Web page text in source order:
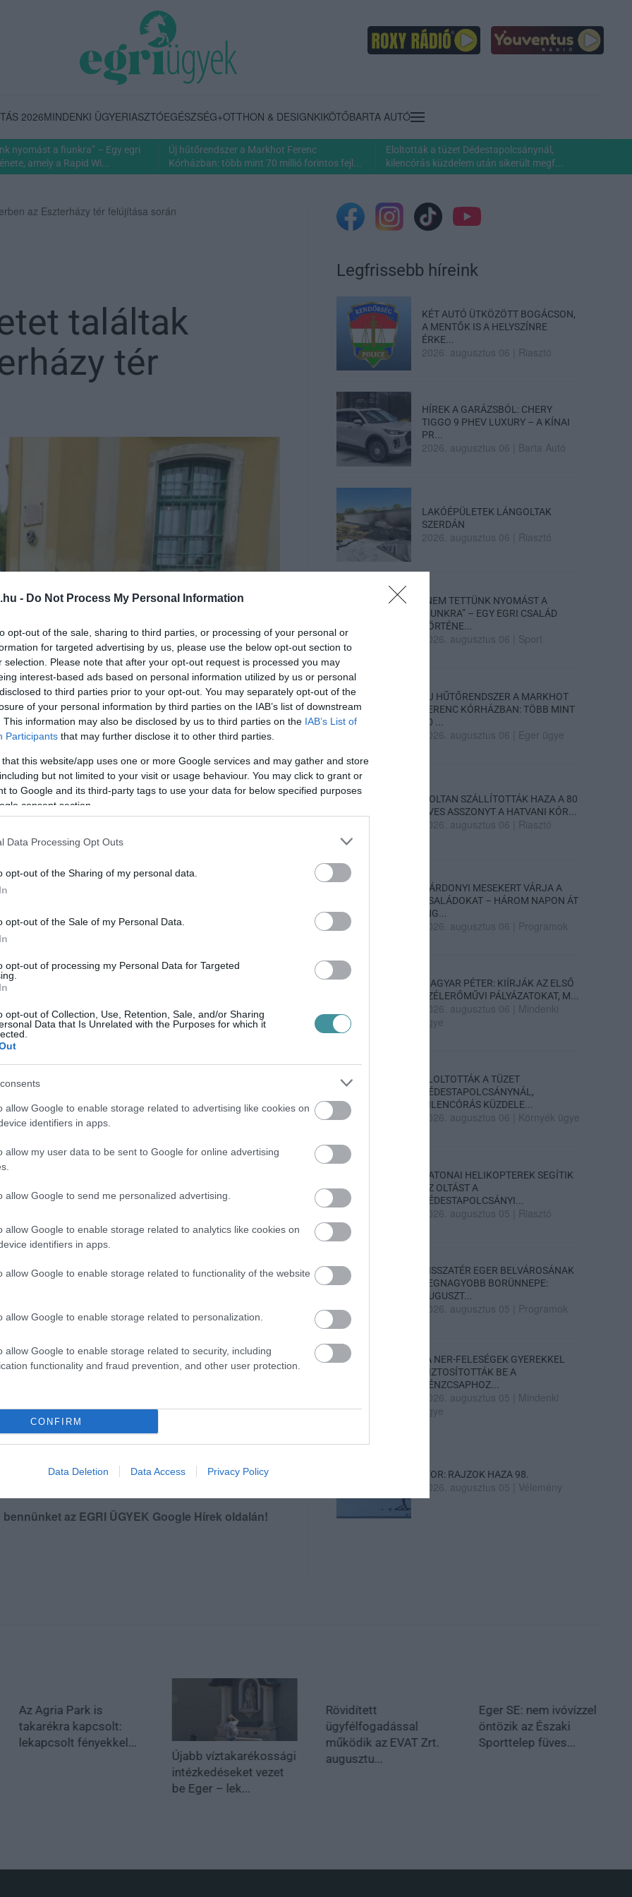
- Do Not Process My Personal Information
opt-out of the sale, sharing to third parties, or processing of your personal or
for targeted advertising by us, please use the below opt-out section to
selection. Please note that after your opt-out request is processed you may
interest-based ads based on personal information utilized by us or personal
to third parties prior to your opt-out. You may separately opt-out of the
of your personal information by third parties on the IAB’s list of downstream
This information may also be disclosed by us to third parties on the IAB’s List of
Participants that may further disclose it to other third parties.
that this website/app uses one or more Google services and may gather and store
but not limited to your visit or usage behaviour. You may click to grant or
to Google and its third-party tags to use your data for below specified purposes
consent section.
Data Processing Opt Outs
opt-out of the Sharing of my personal data.
opt-out of the Sale of my Personal Data.
opt-out of processing my Personal Data for Targeted
opt-out of Collection, Use, Retention, Sale, and/or Sharing
Data that Is Unrelated with the Purposes for which it
allow Google to enable storage related to advertising like cookies on
identifiers in apps.
allow my user data to be sent to Google for online advertising
allow Google to send me personalized advertising.
allow Google to enable storage related to analytics like cookies on
identifiers in apps.
allow Google to enable storage related to functionality of the website
allow Google to enable storage related to personalization.
allow Google to enable storage related to security, including
functionality and fraud prevention, and other user protection.
CONFIRM
Data Deletion Data Access Privacy Policy
2026MINDENKI ÜGYERIASZTÓEGÉSZSÉG+OTTHON & DESIGNKIKÖTŐBARTA AUTÓ
nyomást a fiunkra” – Egy egri
amely a Rapid Wi...
Új hűtőrendszer a Markhot Ferenc
Kórházban: több mint 70 millió forintos fejl...
Eloltották a tüzet Dédestapolcsánynál,
kilencórás küzdelem után sikerült megf...
az Eszterházy tér felújítása során
találtak
tér
második világháborús eredetű
találtak a munkások április
közben.
a Heves Megyei Rendőr-főkapitányság
26-án érkezett bejelentés, hogy
az egri Eszterházy téren zajló
értesítette a Magyar Honvédség
beavatkozásokat.
a tűzszerészek
a Honvédelmi Minisztérium
közölni fogjuk őket.
komoly harcokat vívtak a német és a
továbbá repülőkről és tüzérséggel
Osztálya így reagált portálunk
feltételezett robbanótestről az MH 1.
központi ügyeletére Egerből. A
kivonultak a helyszínre, és
van szó".
az EGRI ÜGYEK Google Hírek oldalán!
Legfrissebb híreink
KÉT AUTÓ ÜTKÖZÖTT BOGÁCSON,
A MENTŐK IS A HELYSZÍNRE
ÉRKE...
2026. augusztus 06 Riasztó
HÍREK A GARÁZSBÓL: CHERY
TIGGO 9 PHEV LUXURY – A KÍNAI
PR...
2026. augusztus 06 Barta Autó
LAKÓÉPÜLETEK LÁNGOLTAK
SZERDÁN
2026. augusztus 06 Riasztó
„NEM TETTÜNK NYOMÁST A
FIUNKRA” – EGY EGRI CSALÁD
TÖRTÉNE...
2026. augusztus 06 Sport
ÚJ HŰTŐRENDSZER A MARKHOT
FERENC KÓRHÁZBAN: TÖBB MINT
70 ...
2026. augusztus 06 Eger ügye
HOLTAN SZÁLLÍTOTTÁK HAZA A 80
ÉVES ASSZONYT A HATVANI KÓR...
2026. augusztus 06 Riasztó
GÁRDONYI MESEKERT VÁRJA A
CSALÁDOKAT – HÁROM NAPON ÁT
ING...
2026. augusztus 06 Programok
MAGYAR PÉTER: KIÍRJÁK AZ ELSŐ
SZÉLERŐMŰVI PÁLYÁZATOKAT, M...
2026. augusztus 06
Mindenki
ügye
ELOLTOTTÁK A TÜZET
DÉDESTAPOLCSÁNYNÁL,
KILENCÓRÁS KÜZDELE...
2026. augusztus 06 Környék ügye
KATONAI HELIKOPTEREK SEGÍTIK
AZ OLTÁST A
DÉDESTAPOLCSÁNYI...
2026. augusztus 05 Riasztó
VISSZATÉR EGER BELVÁROSÁNAK
LEGNAGYOBB BORÜNNEPE:
AUGUSZT...
2026. augusztus 05 Programok
„A NER-FELESÉGEK GYEREKKEL
BIZTOSÍTOTTÁK BE A
PÉNZCSAPHOZ...
2026. augusztus 05
Mindenki
ügye
SIOR: RAJZOK HAZA 98.
2026. augusztus 05 Vélemény
Az Agria Park is
takarékra kapcsolt:
lekapcsolt fényekkel...
Újabb víztakarékossági
intézkedéseket vezet
be Eger – lek...
Rövidített
ügyfélfogadással
működik az EVAT Zrt.
augusztu...
Eger SE: nem ivóvízzel
öntözik az Északi
Sporttelep füves...